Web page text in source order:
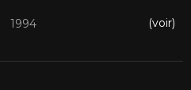
1994 (voir)